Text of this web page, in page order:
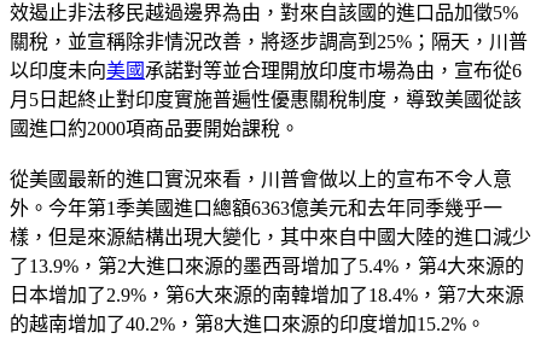
效遏止非法移民越過邊界為由，對來自該國的進口品加徵5%
關稅，並宣稱除非情況改善，將逐步調高到25%；隔天，川普
以印度未向美國 承諾對等並合理開放印度市場為由，宣布從6
月5日起終止對印度實施普遍性優惠關稅制度，導致美國從該
國進口約2000項商品要開始課稅。
從美國最新的進口實況來看，川普會做以上的宣布不令人意
外。今年第1季美國進口總額6363億美元和去年同季幾乎一
樣，但是來源結構出現大變化，其中來自中國大陸的進口減少
了13.9%，第2大進口來源的墨西哥增加了5.4%，第4大來源的
日本增加了2.9%，第6大來源的南韓增加了18.4%，第7大來源
的越南增加了40.2%，第8大進口來源的印度增加15.2%。